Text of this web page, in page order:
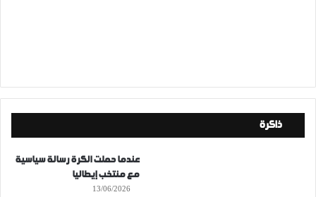
ذاكرة
عندما حملت الكرة رسالة سياسية
مع منتخب إيطاليا
13/06/2026